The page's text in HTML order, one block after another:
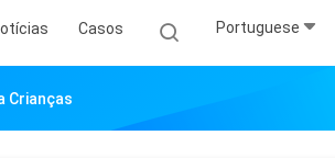
Casos Portuguese
Crianças